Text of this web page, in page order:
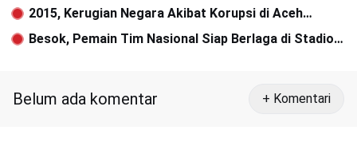
2015, Kerugian Negara Akibat Korupsi di Aceh
Rp885,8 Miliar
Besok, Pemain Tim Nasional Siap Berlaga di Stadion
Belum ada komentar + Komentari